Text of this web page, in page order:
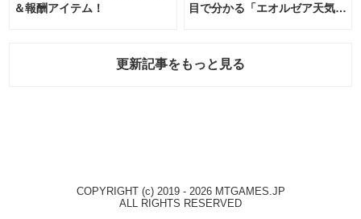
＆報酬アイテム！
目で分かる「エオルゼア天気予
更新記事をもっと見る
COPYRIGHT (c) 2019 - 2026 MTGAMES.JP
ALL RIGHTS RESERVED